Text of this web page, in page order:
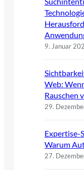
9. Januar
Web:
Rauschen
29.
Expertise-
Warum
27.